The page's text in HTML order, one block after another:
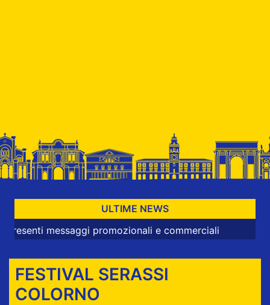
ULTIME NEWS
promozionali e commerciali
FESTIVAL SERASSI
COLORNO